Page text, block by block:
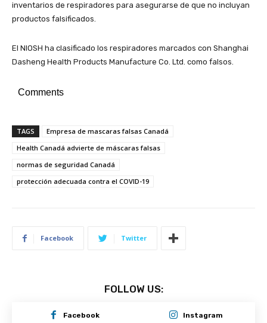
inventarios de respiradores para asegurarse de que no incluyan
productos falsificados.
El NIOSH ha clasificado los respiradores marcados con Shanghai
Dasheng Health Products Manufacture Co. Ltd. como falsos.
Comments
TAGS
Empresa de mascaras falsas Canadá
Health Canadá advierte de máscaras falsas
normas de seguridad Canadá
protección adecuada contra el COVID-19
Facebook Twitter
FOLLOW US:
Facebook Instagram